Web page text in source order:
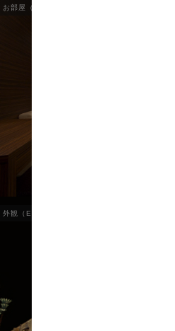
お部屋（ROOMS）
外観（EXTERIOR）